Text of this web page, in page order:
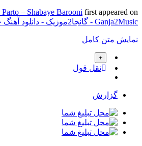
– Shabaye Barooni first appeared on
Ganja2Music - گانجا2موزیک - دانلود آهنگ جدید
نمایش متن کامل
نقل قول
گزارش